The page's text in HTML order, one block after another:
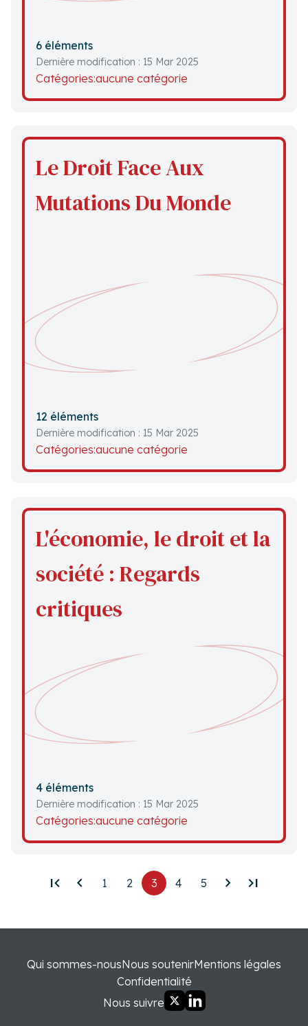
6 éléments
Dernière modification : 15 Mar 2025
Catégories:aucune catégorie
Le Droit Face Aux
Mutations Du Monde
12 éléments
Dernière modification : 15 Mar 2025
Catégories:aucune catégorie
L'économie, le droit et la
société : Regards
critiques
4 éléments
Dernière modification : 15 Mar 2025
Catégories:aucune catégorie
first_page chevron_left 1 2 3 4 5 chevron_right last_page
Qui sommes-nousNous soutenirMentions légales
Confidentialité
Nous suivre